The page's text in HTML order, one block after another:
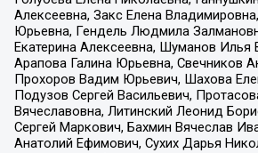
Алексеевна, Закс Елена
Юрьевна, Гендель Людмила
Екатерина Алексеевна, Шуманов Илья
Арапова Галина Юрьевна, Свечников
Прохоров Вадим Юрьевич, Шахова
Подузов Сергей Васильевич,
Вячеславовна, Литинский Леонид
Сергей Маркович, Бахмин Вячеслав
Анатолий Ефимович, Сухих Дарья